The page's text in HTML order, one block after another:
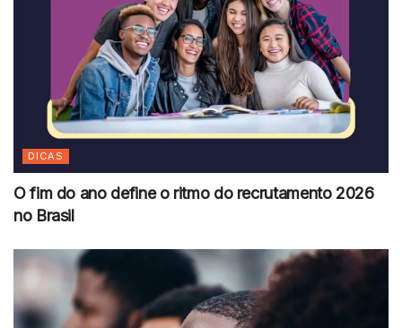
DICAS
O fim do ano define o ritmo do recrutamento 2026
no Brasil